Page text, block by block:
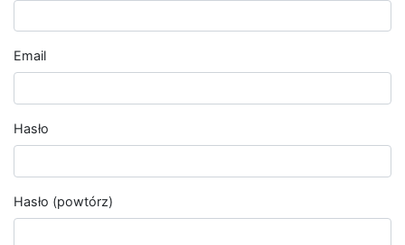
Email
Hasło
Hasło (powtórz)